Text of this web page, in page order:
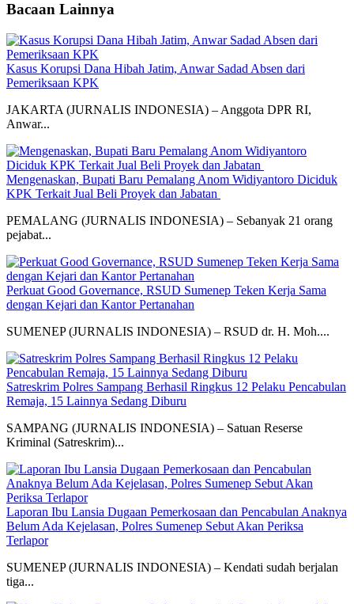
Bacaan Lainnya
Kasus Korupsi Dana Hibah Jatim, Anwar Sadad Absen dari
Pemeriksaan KPK
JAKARTA (JURNALIS INDONESIA) – Anggota DPR RI,
Anwar...
Mengenaskan, Bupati Baru Pemalang Anom Widiyantoro Diciduk
KPK Terkait Jual Beli Proyek dan Jabatan ‎
PEMALANG (JURNALIS INDONESIA) – Sebanyak 21 orang
pejabat...
Perkuat Good Governance, RSUD Sumenep Teken Kerja Sama
dengan Kejari dan Kantor Pertanahan
SUMENEP (JURNALIS INDONESIA) – RSUD dr. H. Moh....
Satreskrim Polres Sampang Berhasil Ringkus 12 Pelaku Pencabulan
Remaja, 15 Lainnya Sedang Diburu
SAMPANG (JURNALIS INDONESIA) – Satuan Reserse
Kriminal (Satreskrim)...
Laporan Ibu Lansia Dugaan Pemerkosaan dan Pencabulan Anaknya
Belum Ada Kejelasan, Polres Sumenep Sebut Akan Periksa
Terlapor
SUMENEP (JURNALIS INDONESIA) – Kendati sudah berjalan
tiga...